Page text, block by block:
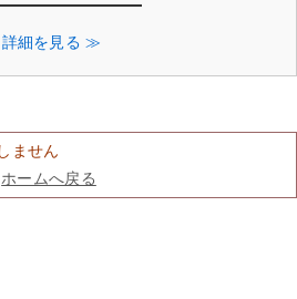
詳細を見る ≫
ません
ホームへ戻る